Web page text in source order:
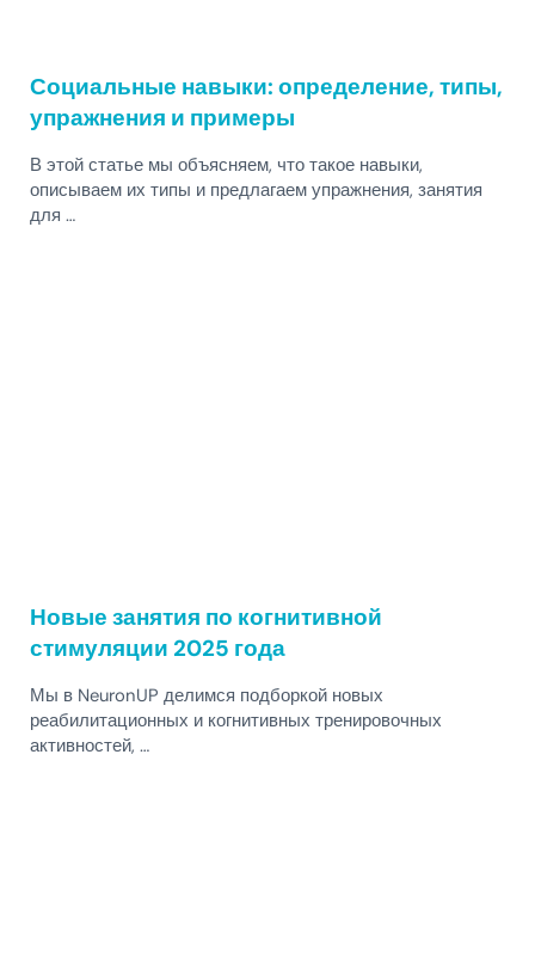
Социальные навыки: определение, типы,
упражнения и примеры
В этой статье мы объясняем, что такое навыки,
описываем их типы и предлагаем упражнения, занятия
для …
Новые занятия по когнитивной
стимуляции 2025 года
Мы в NeuronUP делимся подборкой новых
реабилитационных и когнитивных тренировочных
активностей, …